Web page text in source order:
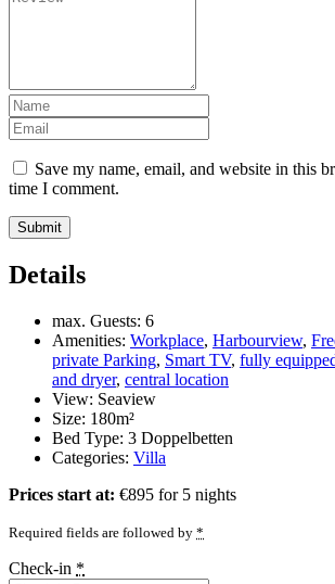
Save my name, email, and website in this
time I comment.
Submit
Details
max. Guests: 6
Amenities: Workplace, Harbourview,
private Parking, Smart TV, fully
and dryer, central location
View: Seaview
Size: 180m²
Bed Type: 3 Doppelbetten
Categories: Villa
Prices start at: €895 for 5 nights
Required fields are followed by *
Check-in *